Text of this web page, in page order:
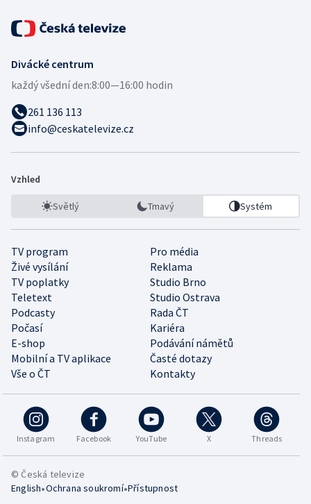
Divácké centrum
každý všední den:8:00—16:00 hodin
261 136 113
info@ceskatelevize.cz
Vzhled
Světlý Tmavý Systém
TV program
Pro média
Živé vysílání
Reklama
TV poplatky
Studio Brno
Teletext
Studio Ostrava
Podcasty
Rada ČT
Počasí
Kariéra
E-shop
Podávání námětů
Mobilní a TV aplikace
Časté dotazy
Vše o ČT
Kontakty
Instagram Facebook YouTube X Threads
© Česká televize
English•Ochrana soukromí•Přístupnost